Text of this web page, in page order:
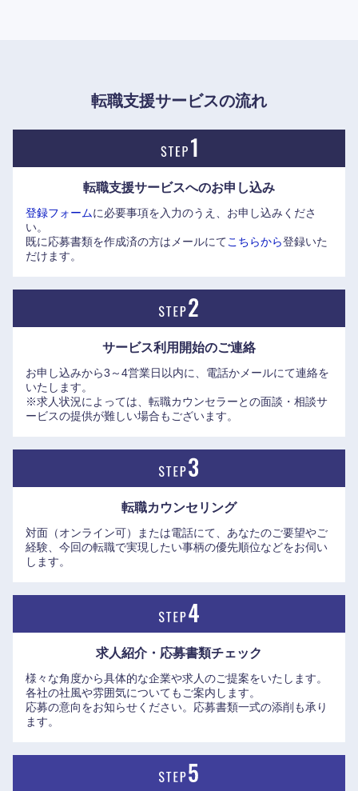
転職支援サービスの流れ
転職支援サービスへのお申し込み
登録フォームに必要事項を入力のうえ、お申し込みくださ
い。
既に応募書類を作成済の方はメールにてこちらから登録いた
だけます。
サービス利用開始のご連絡
お申し込みから3～4営業日以内に、電話かメールにて連絡を
いたします。
※求人状況によっては、転職カウンセラーとの面談・相談サ
ービスの提供が難しい場合もございます。
転職カウンセリング
対面（オンライン可）または電話にて、あなたのご要望やご
経験、今回の転職で実現したい事柄の優先順位などをお伺い
します。
求人紹介・応募書類チェック
様々な角度から具体的な企業や求人のご提案をいたします。
各社の社風や雰囲気についてもご案内します。
応募の意向をお知らせください。応募書類一式の添削も承り
ます。
愛知県 三重県
滋賀県 京都府
奈良県 和歌山県